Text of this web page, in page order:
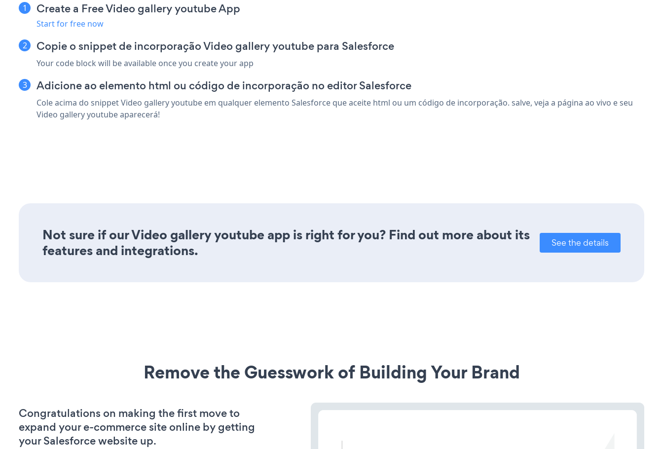
Create a Free Video gallery youtube App
Start for free now
Copie o snippet de incorporação Video gallery youtube para Salesforce
Your code block will be available once you create your app
Adicione ao elemento html ou código de incorporação no editor Salesforce
Cole acima do snippet Video gallery youtube em qualquer elemento Salesforce que aceite html ou um código de incorporação. salve, veja a página ao vivo e seu
Video gallery youtube aparecerá!
Not sure if our Video gallery youtube app is right for you? Find out more about its
features and integrations.
See the details
Remove the Guesswork of Building Your Brand
Congratulations on making the first move to
expand your e-commerce site online by getting
your Salesforce website up.